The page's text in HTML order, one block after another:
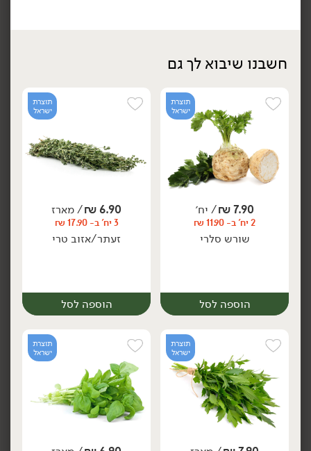
יח׳ יח׳
8.90
₪/ יח׳
3 יח' ב- 21.90 ₪
בזיל ויולט
הוספה לסל
יח׳
8.90
₪/ יח׳
3 יח' ב- 21.90 ₪
הוספה לסל
יח׳
8.90
₪/ יח׳
3 יח' ב- 21.90 ₪
קמומיל ענן
8.90
₪/ יח׳
3 יח' ב- 21.90 ₪
אורגנו אש
חשבנו שיבוא לך גם
תוצרת
ישראל
7.90
₪/ יח׳
2 יח' ב- 11.90 ₪
שורש סלרי
הוספה לסל
תוצרת
ישראל
6.90
₪/ מארז
3 יח' ב- 17.90 ₪
זעתר/אזוב טרי
הוספה לסל
תוצרת
ישראל
תוצרת
ישראל